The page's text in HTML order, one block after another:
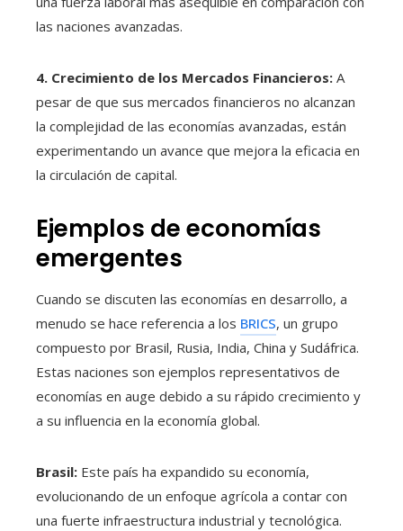
las naciones avanzadas.
4. Crecimiento de los Mercados Financieros: A
pesar de que sus mercados financieros no alcanzan
la complejidad de las economías avanzadas, están
experimentando un avance que mejora la eficacia en
la circulación de capital.
Ejemplos de economías
emergentes
Cuando se discuten las economías en desarrollo, a
menudo se hace referencia a los BRICS, un grupo
compuesto por Brasil, Rusia, India, China y Sudáfrica.
Estas naciones son ejemplos representativos de
economías en auge debido a su rápido crecimiento y
a su influencia en la economía global.
Brasil: Este país ha expandido su economía,
evolucionando de un enfoque agrícola a contar con
una fuerte infraestructura industrial y tecnológica.